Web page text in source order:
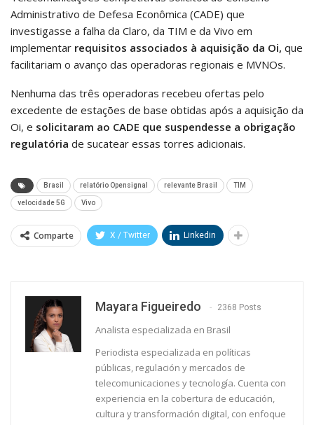
Administrativo de Defesa Econômica (CADE) que
investigasse a falha da Claro, da TIM e da Vivo em
implementar requisitos associados à aquisição da Oi, que
facilitariam o avanço das operadoras regionais e MVNOs.
Nenhuma das três operadoras recebeu ofertas pelo
excedente de estações de base obtidas após a aquisição da
Oi, e solicitaram ao CADE que suspendesse a obrigação
regulatória de sucatear essas torres adicionais.
Brasil relatório Opensignal relevante Brasil TIM
velocidade 5G Vivo
Comparte X / Twitter Linkedin
⁨Mayara Figueiredo 2368 Posts
Analista especializada en Brasil
Periodista especializada en políticas
públicas, regulación y mercados de
telecomunicaciones y tecnología. Cuenta con
experiencia en la cobertura de educación,
cultura y transformación digital, con enfoque